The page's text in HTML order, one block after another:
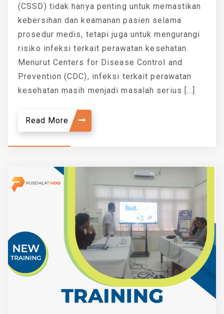
(CSSD) tidak hanya penting untuk memastikan
kebersihan dan keamanan pasien selama
prosedur medis, tetapi juga untuk mengurangi
risiko infeksi terkait perawatan kesehatan.
Menurut Centers for Disease Control and
Prevention (CDC), infeksi terkait perawatan
kesehatan masih menjadi masalah serius […]
Read More